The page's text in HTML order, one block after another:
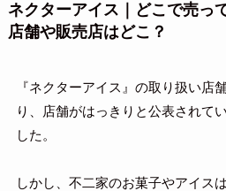
ネクターアイス｜どこで売っ
店舗や販売店はどこ？
『ネクターアイス』の取り扱い店舗
り、店舗がはっきりと公表されて
した。
しかし、不二家のお菓子やアイス